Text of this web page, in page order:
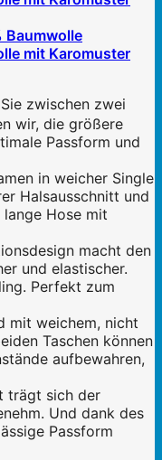
Baumwolle
mit Karomuster
zwischen zwei
wir, die größere
Passform und
in weicher Single
Halsausschnitt und
Hose mit
macht den
und elastischer.
Perfekt zum
mit weichem, nicht
Taschen können
aufbewahren,
trägt sich der
Und dank des
Passform